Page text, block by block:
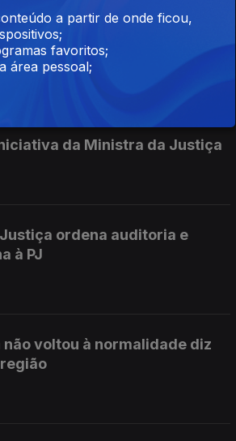
as
PR
da Ministra da Justiça
ordena auditoria e
à PJ
não voltou à normalidade diz
a partir de onde ficou,
favoritos;
área pessoal;